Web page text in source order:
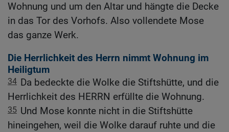
Wohnung und um den Altar und hängte die Decke
in das Tor des Vorhofs. Also vollendete Mose
das ganze Werk.
Die Herrlichkeit des Herrn nimmt Wohnung im
Heiligtum
34 Da bedeckte die Wolke die Stiftshütte, und die
Herrlichkeit des HERRN erfüllte die Wohnung.
35 Und Mose konnte nicht in die Stiftshütte
hineingehen, weil die Wolke darauf ruhte und die